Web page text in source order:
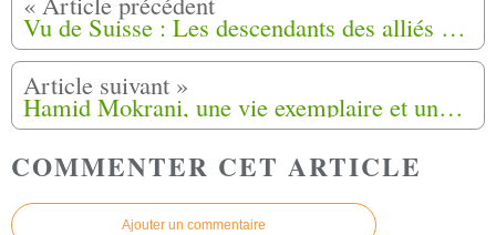
Vu de Suisse : Les descendants des alliés algériens de la France n’ont jamais cessé de se battre pour la reconnaissance de leur sort.
Hamid Mokrani, une vie exemplaire et une médaille à Montoulieu (09)
COMMENTER CET ARTICLE
Ajouter un commentaire